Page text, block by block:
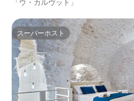
「ウ・カルヴット」
スーパーホスト
スーパーホスト